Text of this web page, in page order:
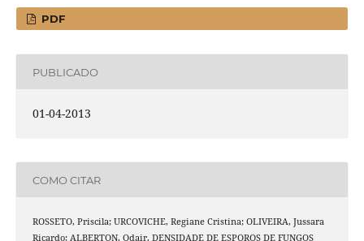
PDF
PUBLICADO
01-04-2013
COMO CITAR
ROSSETO, Priscila; URCOVICHE, Regiane Cristina; OLIVEIRA, Jussara
Ricardo; ALBERTON, Odair. DENSIDADE DE ESPOROS DE FUNGOS